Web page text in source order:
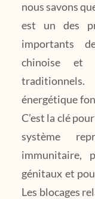
nous savons
est un des
importants
chinoise et
énergétique
C’est la clé
système
immunitaire,
génitaux et
Les blocages